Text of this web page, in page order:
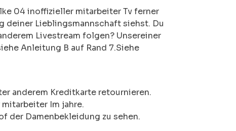
04 inoffizieller mitarbeiter Tv ferner
deiner Lieblingsmannschaft siehst. Du
Livestream folgen? Unsereiner
Anleitung B auf Rand 7.Siehe
anderem Kreditkarte retournieren.
Im jahre.
der Damenbekleidung zu sehen.